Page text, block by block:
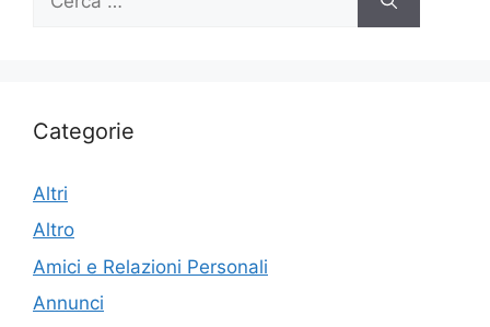
per:
Categorie
Altri
Altro
Amici e Relazioni Personali
Annunci